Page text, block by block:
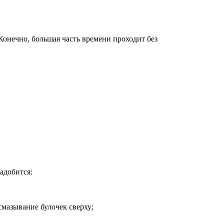
большая часть времени проходит без
булочек сверху;